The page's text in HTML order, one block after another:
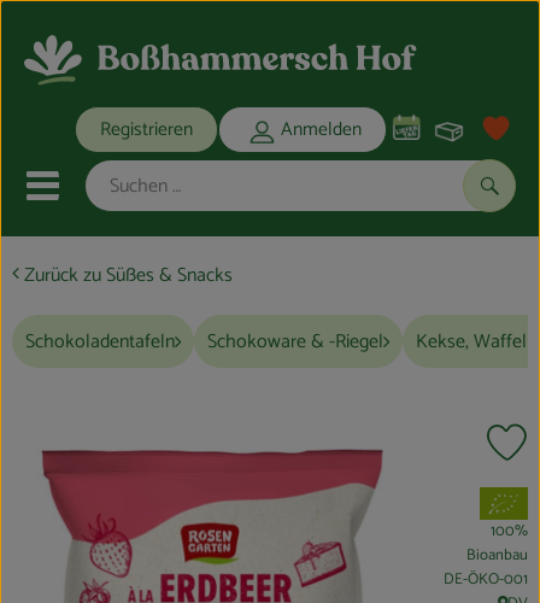
Registrieren Anmelden
Mobiles Menu öffnen oder
Bio-Kochkisten
ANGEBOTE
REGIONALES
Obst & Gemüse
Zurück zu Süßes & Snacks
Schokoladentafeln Schokoware & -Riegel Kekse,
, Verband:
100%
Bioanbau
, Kontrollstelle:
DE-ÖKO-001